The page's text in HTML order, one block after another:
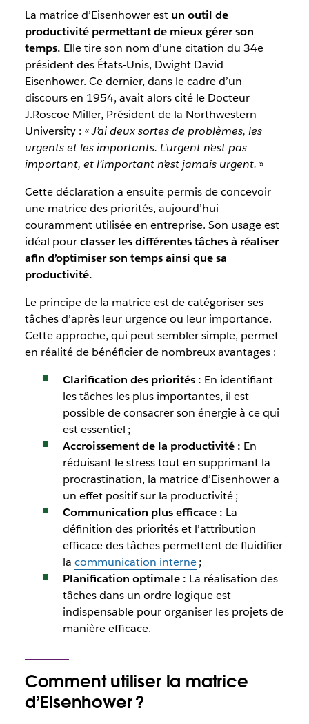
La matrice d’Eisenhower est un outil de
productivité permettant de mieux gérer son
temps. Elle tire son nom d’une citation du 34e
président des États-Unis, Dwight David
Eisenhower. Ce dernier, dans le cadre d’un
discours en 1954, avait alors cité le Docteur
J.Roscoe Miller, Président de la Northwestern
University : «J’ai deux sortes de problèmes, les
urgents et les importants. L’urgent n’est pas
important, et l’important n’est jamais urgent. »
Cette déclaration a ensuite permis de concevoir
une matrice des priorités, aujourd’hui
couramment utilisée en entreprise. Son usage est
idéal pourclasser les différentes tâches à réaliser
afin d’optimiser son temps ainsi que sa
productivité.
Le principe de la matrice est de catégoriser ses
tâches d’après leur urgence ou leur importance.
Cette approche, qui peut sembler simple, permet
en réalité de bénéficier de nombreux avantages :
Clarification des priorités : En identifiant
les tâches les plus importantes, il est
possible de consacrer son énergie à ce qui
est essentiel ;
Accroissement de la productivité : En
réduisant le stress tout en supprimant la
procrastination, la matrice d’Eisenhower a
un effet positif sur la productivité ;
Communication plus efficace : La
définition des priorités et l’attribution
efficace des tâches permettent de fluidifier
la communication interne;
Planification optimale : La réalisation des
tâches dans un ordre logique est
indispensable pour organiser les projets de
manière efficace.
Comment utiliser la matrice
d’Eisenhower ?